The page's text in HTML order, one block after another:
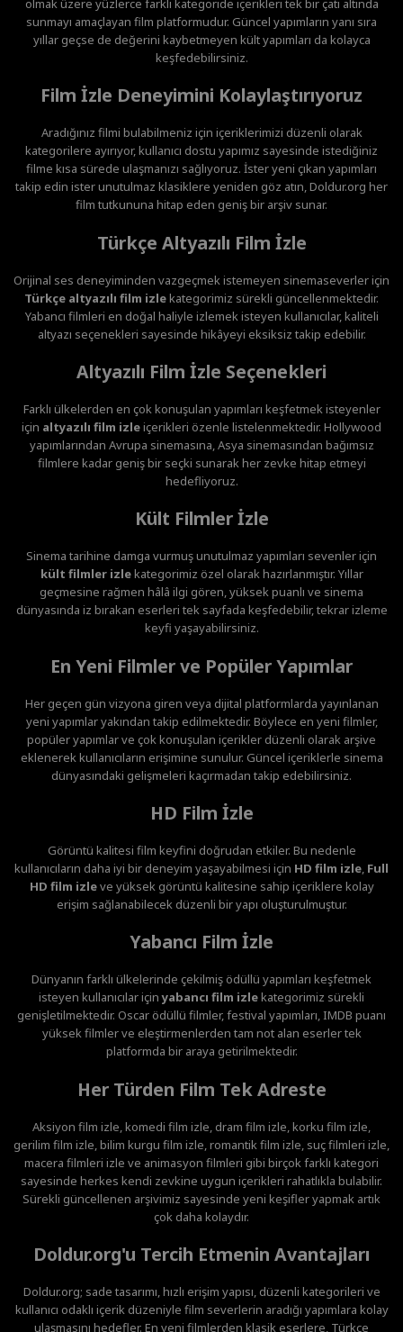
olmak üzere yüzlerce farklı kategoride içerikleri tek bir çatı altında
sunmayı amaçlayan film platformudur. Güncel yapımların yanı sıra
yıllar geçse de değerini kaybetmeyen kült yapımları da kolayca
keşfedebilirsiniz.
Film İzle Deneyimini Kolaylaştırıyoruz
Aradığınız filmi bulabilmeniz için içeriklerimizi düzenli olarak
kategorilere ayırıyor, kullanıcı dostu yapımız sayesinde istediğiniz
filme kısa sürede ulaşmanızı sağlıyoruz. İster yeni çıkan yapımları
takip edin ister unutulmaz klasiklere yeniden göz atın, Doldur.org her
film tutkununa hitap eden geniş bir arşiv sunar.
Türkçe Altyazılı Film İzle
Orijinal ses deneyiminden vazgeçmek istemeyen sinemaseverler için
Türkçe altyazılı film izlekategorimiz sürekli güncellenmektedir.
Yabancı filmleri en doğal haliyle izlemek isteyen kullanıcılar, kaliteli
altyazı seçenekleri sayesinde hikâyeyi eksiksiz takip edebilir.
Altyazılı Film İzle Seçenekleri
Farklı ülkelerden en çok konuşulan yapımları keşfetmek isteyenler
için altyazılı film izleiçerikleri özenle listelenmektedir. Hollywood
yapımlarından Avrupa sinemasına, Asya sinemasından bağımsız
filmlere kadar geniş bir seçki sunarak her zevke hitap etmeyi
hedefliyoruz.
Kült Filmler İzle
Sinema tarihine damga vurmuş unutulmaz yapımları sevenler için
kült filmler izlekategorimiz özel olarak hazırlanmıştır. Yıllar
geçmesine rağmen hâlâ ilgi gören, yüksek puanlı ve sinema
dünyasında iz bırakan eserleri tek sayfada keşfedebilir, tekrar izleme
keyfi yaşayabilirsiniz.
En Yeni Filmler ve Popüler Yapımlar
Her geçen gün vizyona giren veya dijital platformlarda yayınlanan
yeni yapımlar yakından takip edilmektedir. Böylece en yeni filmler,
popüler yapımlar ve çok konuşulan içerikler düzenli olarak arşive
eklenerek kullanıcıların erişimine sunulur. Güncel içeriklerle sinema
dünyasındaki gelişmeleri kaçırmadan takip edebilirsiniz.
HD Film İzle
Görüntü kalitesi film keyfini doğrudan etkiler. Bu nedenle
kullanıcıların daha iyi bir deneyim yaşayabilmesi için HD film izle, Full
HD film izleve yüksek görüntü kalitesine sahip içeriklere kolay
erişim sağlanabilecek düzenli bir yapı oluşturulmuştur.
Yabancı Film İzle
Dünyanın farklı ülkelerinde çekilmiş ödüllü yapımları keşfetmek
isteyen kullanıcılar içinyabancı film izlekategorimiz sürekli
genişletilmektedir. Oscar ödüllü filmler, festival yapımları, IMDB puanı
yüksek filmler ve eleştirmenlerden tam not alan eserler tek
platformda bir araya getirilmektedir.
Her Türden Film Tek Adreste
Aksiyon film izle, komedi film izle, dram film izle, korku film izle,
gerilim film izle, bilim kurgu film izle, romantik film izle, suç filmleri izle,
macera filmleri izle ve animasyon filmleri gibi birçok farklı kategori
sayesinde herkes kendi zevkine uygun içerikleri rahatlıkla bulabilir.
Sürekli güncellenen arşivimiz sayesinde yeni keşifler yapmak artık
çok daha kolaydır.
Doldur.org'u Tercih Etmenin Avantajları
Doldur.org; sade tasarımı, hızlı erişim yapısı, düzenli kategorileri ve
kullanıcı odaklı içerik düzeniyle film severlerin aradığı yapımlara kolay
ulaşmasını hedefler. En yeni filmlerden klasik eserlere, Türkçe